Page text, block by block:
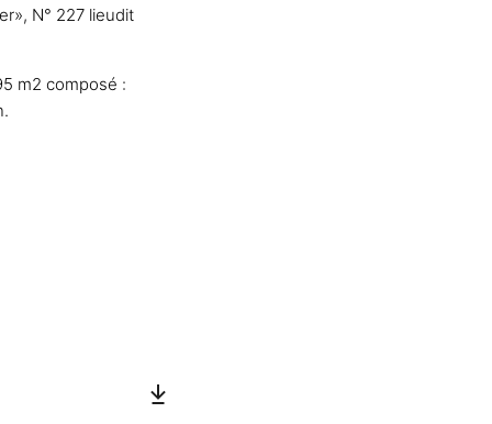
N° 227 lieudit
m2 composé :